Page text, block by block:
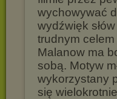
wychowywać
wydźwięk
trudnym celem
Malanow ma
sobą. Motyw
wykorzystany
się